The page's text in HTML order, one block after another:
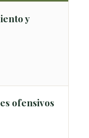
y
ofensivos